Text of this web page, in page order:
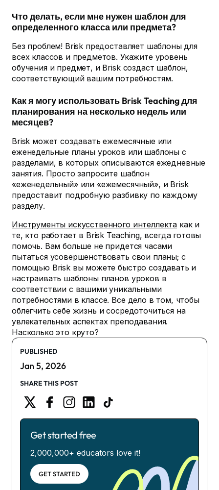
Что делать, если мне нужен шаблон для
определенного класса или предмета?
Без проблем! Brisk предоставляет шаблоны для
всех классов и предметов. Укажите уровень
обучения и предмет, и Brisk создаст шаблон,
соответствующий вашим потребностям.
Как я могу использовать Brisk Teaching для
планирования на несколько недель или
месяцев?
Brisk может создавать ежемесячные или
еженедельные планы уроков или шаблоны с
разделами, в которых описываются ежедневные
занятия. Просто запросите шаблон
«еженедельный» или «ежемесячный», и Brisk
предоставит подробную разбивку по каждому
разделу.
Инструменты искусственного интеллекта как и
те, кто работает в Brisk Teaching, всегда готовы
помочь. Вам больше не придется часами
пытаться усовершенствовать свои планы; с
помощью Brisk вы можете быстро создавать и
настраивать шаблоны планов уроков в
соответствии с вашими уникальными
потребностями в классе. Все дело в том, чтобы
облегчить себе жизнь и сосредоточиться на
увлекательных аспектах преподавания.
Насколько это круто?
PUBLISHED
Jan 5, 2026
SHARE THIS POST
Get started free
2,000,000+ educators love it!
GET STARTED